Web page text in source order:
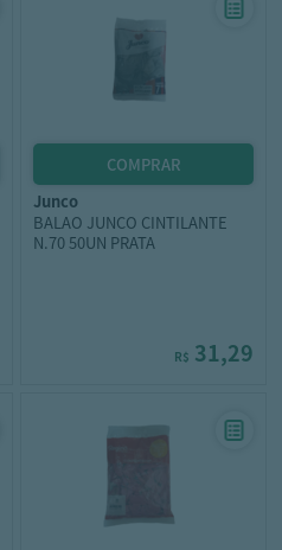
junco
BALAO JUNCO CINTILANTE
N.70 50UN PRATA
R$ 31,29